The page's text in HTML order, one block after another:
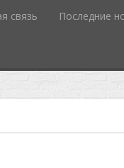
связь Последние